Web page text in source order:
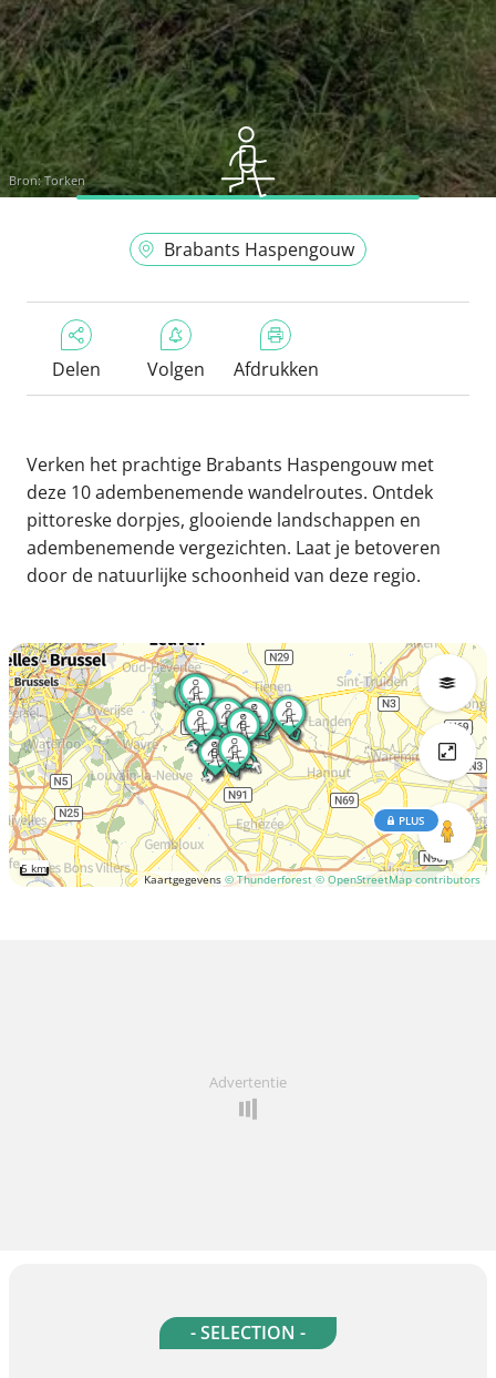
Bron:Torken
Brabants Haspengouw
Delen Volgen Afdrukken
Verken het prachtige Brabants Haspengouw met
deze 10 adembenemende wandelroutes. Ontdek
pittoreske dorpjes, glooiende landschappen en
adembenemende vergezichten. Laat je betoveren
door de natuurlijke schoonheid van deze regio.
Kaartgegevens © Thunderforest © OpenStreetMap contributors
PLUS
5 km
Advertentie
- SELECTION -